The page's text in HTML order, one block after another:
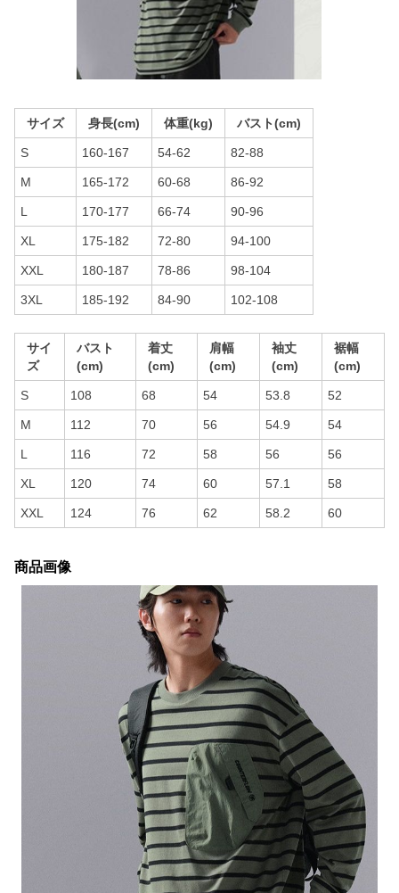
サイズ 身長(cm) 体重(kg) バスト(cm)
S 160-167 54-62 82-88
M 165-172 60-68 86-92
L 170-177 66-74 90-96
XL 175-182 72-80 94-100
XXL 180-187 78-86 98-104
3XL 185-192 84-90 102-108
サイ
ズ
バスト
(cm)
着丈
(cm)
肩幅
(cm)
袖丈
(cm)
裾幅
(cm)
S 108 68 54 53.8 52
M 112 70 56 54.9 54
L 116 72 58 56 56
XL 120 74 60 57.1 58
XXL 124 76 62 58.2 60
商品画像